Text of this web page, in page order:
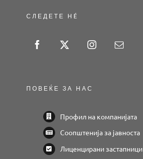
СЛЕДЕТЕ НÉ
ПОВЕЌЕ ЗА НАС
Профил на компанијата
Соопштенија за јавноста
Лиценцирани застапници